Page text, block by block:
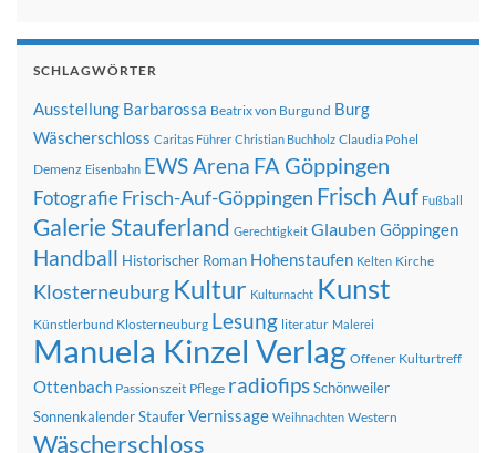
SCHLAGWÖRTER
Ausstellung Barbarossa Beatrix von Burgund Burg
Wäscherschloss Caritas Führer Christian Buchholz Claudia Pohel
Demenz Eisenbahn EWS Arena FA Göppingen
FotografieFrisch-Auf-Göppingen Frisch Auf Fußball
Galerie Stauferland Gerechtigkeit Glauben Göppingen
Handball Historischer Roman Hohenstaufen Kelten Kirche
Klosterneuburg Kultur Kulturnacht Kunst
Künstlerbund Klosterneuburg Lesung literatur Malerei
Manuela Kinzel Verlag Offener Kulturtreff
Ottenbach Passionszeit Pflege radiofipsSchönweiler
SonnenkalenderStauferVernissage Weihnachten Western
Wäscherschloss